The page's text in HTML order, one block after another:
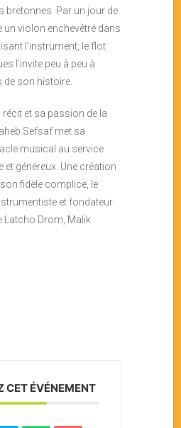
bretonnes. Par un jour de
un violon enchevêtré dans
l’instrument, le flot
l’invite peu à peu à
son histoire.
et sa passion de la
Sefsaf met sa
musical au service
et généreux. Une création
fidèle complice, le
et fondateur
Latcho Drom, Malik
CET ÉVÉNEMENT